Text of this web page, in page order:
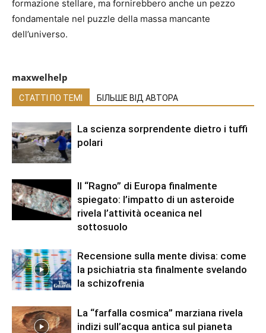
formazione stellare, ma fornirebbero anche un pezzo
fondamentale nel puzzle della massa mancante
dell’universo.
maxwelhelp
СТАТТІ ПО ТЕМІ БІЛЬШЕ ВІД АВТОРА
La scienza sorprendente dietro i tuffi
polari
Il “Ragno” di Europa finalmente
spiegato: l’impatto di un asteroide
rivela l’attività oceanica nel
sottosuolo
Recensione sulla mente divisa: come
la psichiatria sta finalmente svelando
la schizofrenia
La “farfalla cosmica” marziana rivela
indizi sull’acqua antica sul pianeta